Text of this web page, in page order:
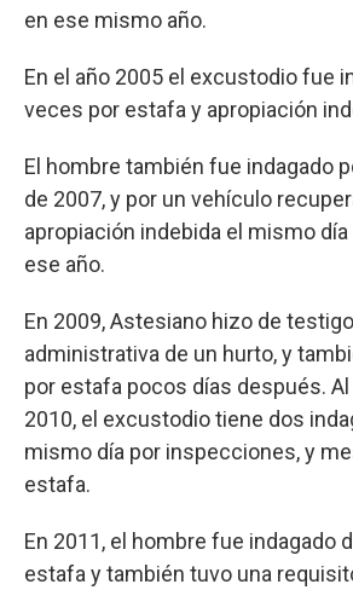
en ese mismo año.
En el año 2005 el excustodio fue
veces por estafa y apropiación
El hombre también fue indagado
de 2007, y por un vehículo
apropiación indebida el mismo
ese año.
En 2009, Astesiano hizo de
administrativa de un hurto, y
por estafa pocos días después.
2010, el excustodio tiene dos
mismo día por inspecciones, y
estafa.
En 2011, el hombre fue indagado
estafa y también tuvo una